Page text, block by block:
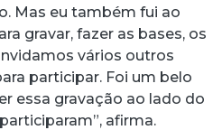
Mas eu também fui ao
gravar, fazer as bases, os
vários outros
participar. Foi um belo
essa gravação ao lado do
afirma.